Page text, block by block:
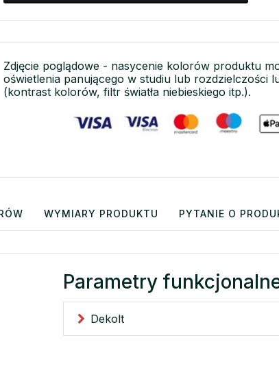
Zdjęcie poglądowe - nasycenie kolorów produktu
oświetlenia panującego w studiu lub rozdzielczości
(kontrast kolorów, filtr światła niebieskiego itp.).
WYMIARY PRODUKTU PYTANIE O
Parametry
Dekolt